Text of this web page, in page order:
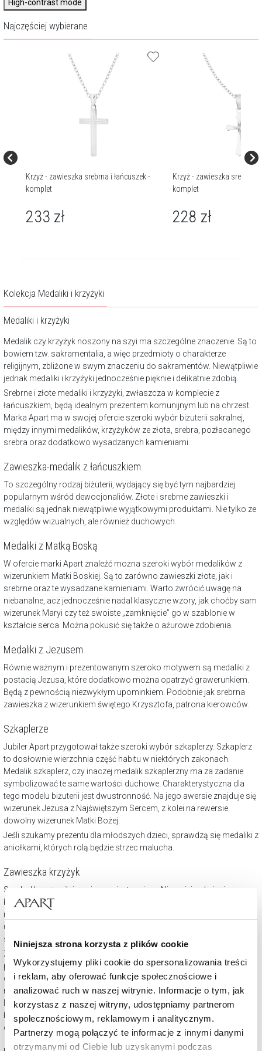
Niniejsza strona korzysta z plików cookie
Wykorzystujemy pliki cookie do spersonalizowania treści
i reklam, aby oferować funkcje społecznościowe i
analizować ruch w naszej witrynie. Informacje o tym, jak
korzystasz z naszej witryny, udostępniamy partnerom
społecznościowym, reklamowym i analitycznym.
Partnerzy mogą połączyć te informacje z innymi danymi
otrzymanymi od Ciebie lub uzyskanymi podczas
High-contrast mode
Najczęściej wybierane
Krzyż - zawieszka srebrna i łańcuszek -
komplet
233 zł
Krzyż - zawieszka srebrna i
komplet
228 zł
Kolekcja Medaliki i krzyżyki
Medaliki i krzyżyki
Medalik czy krzyżyk noszony na szyi ma szczególne znaczenie. Są to
bowiem tzw. sakramentalia, a więc przedmioty o charakterze
religijnym, zbliżone w swym znaczeniu do sakramentów. Niewątpliwie
jednak medaliki i krzyżyki jednocześnie pięknie i delikatnie zdobią.
Srebrne i złote medaliki i krzyżyki, zwłaszcza w komplecie z
łańcuszkiem, będą idealnym prezentem komunijnym lub na chrzest.
Marka Apart ma w swojej ofercie szeroki wybór biżuterii sakralnej,
między innymi medalików, krzyżyków ze złota, srebra, pozłacanego
srebra oraz dodatkowo wysadzanych kamieniami.
Zawieszka-medalik z łańcuszkiem
To szczególny rodzaj biżuterii, wydający się być tym najbardziej
popularnym wśród dewocjonaliów. Złote i srebrne zawieszki i
medaliki są jednak niewątpliwie wyjątkowymi produktami. Nie tylko ze
względów wizualnych, ale również duchowych.
Medaliki z Matką Boską
W ofercie marki Apart znaleźć można szeroki wybór medalików z
wizerunkiem Matki Boskiej. Są to zarówno zawieszki złote, jak i
srebrne oraz te wysadzane kamieniami. Warto zwrócić uwagę na
niebanalne, acz jednocześnie nadal klasyczne wzory, jak choćby sam
wizerunek Maryi czy też swoiste „zamknięcie” go w szablonie w
kształcie serca. Można pokusić się także o ażurowe zdobienia.
Medaliki z Jezusem
Równie ważnym i prezentowanym szeroko motywem są medaliki z
postacią Jezusa, które dodatkowo można opatrzyć grawerunkiem.
Będą z pewnością niezwykłym upominkiem. Podobnie jak srebrna
zawieszka z wizerunkiem świętego Krzysztofa, patrona kierowców.
Szkaplerze
Jubiler Apart przygotował także szeroki wybór szkaplerzy. Szkaplerz
to dosłownie wierzchnia część habitu w niektórych zakonach.
Medalik szkaplerz, czy inaczej medalik szkaplerzny ma za zadanie
symbolizować te same wartości duchowe. Charakterystyczna dla
tego modelu biżuterii jest dwustronność. Na jego awersie znajduje się
wizerunek Jezusa z Najświętszym Sercem, z kolei na rewersie
dowolny wizerunek Matki Bożej.
Jeśli szukamy prezentu dla młodszych dzieci, sprawdzą się medaliki z
aniołkami , których rolą będzie strzec malucha.
Zawieszka krzyżyk
Symbol krzyża silnie związany jest z wiarą. Niemniej w świecie
biżuterii możliwe jest pewne odstępstwo od klasycznego wzoru na
rzecz zdobienia. Dlatego
uroczystości religijnej, nie musi być już chowany. Przeciwnie. Ma
szansę być przepiękną ozdobą noszoną z dumą i przyjemnością.
Zawieszka krzyżyk na łańcuszku jest bardzo często wybierany na
prezent – zwłaszcza komunijny, czy też chrzcielny – zarówno dla
dziewczynki, jak i chłopca, choć nie ma wątpliwości, że wiele modeli
macharakter uniwersalny, nawet te z dodatkowymi zdobieniami.
Nieco mniejszy krzyż lub lekkozdobiony choćby cyrkoniamimoże
być także niezwykłym upominkiem dla osoby starszej, przywiązanej
do symboli wiary.